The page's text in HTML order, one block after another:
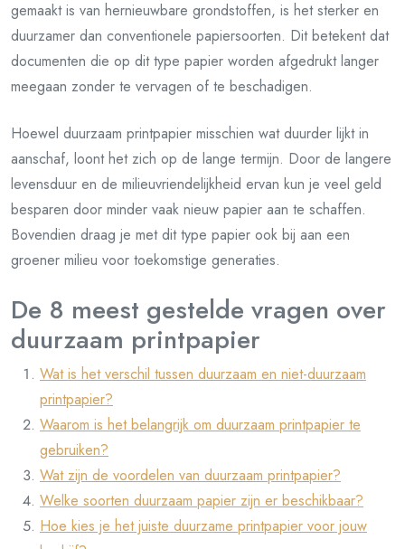
gemaakt is van hernieuwbare grondstoffen, is het sterker en
duurzamer dan conventionele papiersoorten. Dit betekent dat
documenten die op dit type papier worden afgedrukt langer
meegaan zonder te vervagen of te beschadigen.
Hoewel duurzaam printpapier misschien wat duurder lijkt in
aanschaf, loont het zich op de lange termijn. Door de langere
levensduur en de milieuvriendelijkheid ervan kun je veel geld
besparen door minder vaak nieuw papier aan te schaffen.
Bovendien draag je met dit type papier ook bij aan een
groener milieu voor toekomstige generaties.
De 8 meest gestelde vragen over
duurzaam printpapier
Wat is het verschil tussen duurzaam en niet-duurzaam
printpapier?
Waarom is het belangrijk om duurzaam printpapier te
gebruiken?
Wat zijn de voordelen van duurzaam printpapier?
Welke soorten duurzaam papier zijn er beschikbaar?
Hoe kies je het juiste duurzame printpapier voor jouw